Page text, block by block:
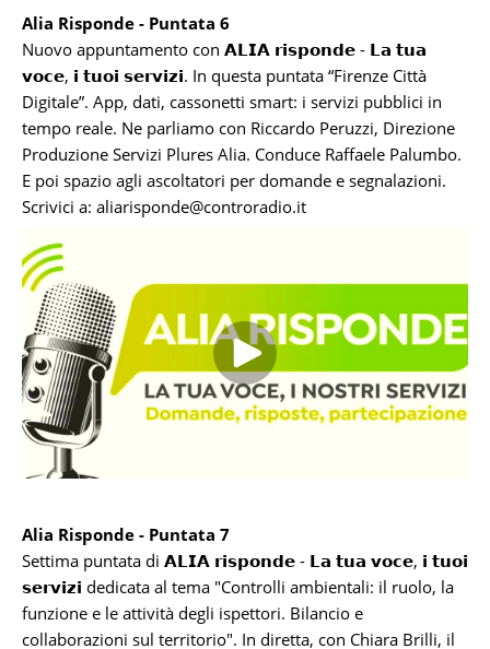
Alia Risponde - Puntata 6
Nuovo appuntamento con 𝗔𝗟𝗜𝗔 𝗿𝗶𝘀𝗽𝗼𝗻𝗱𝗲 - 𝗟𝗮 𝘁𝘂𝗮
𝘃𝗼𝗰𝗲, 𝗶 𝘁𝘂𝗼𝗶 𝘀𝗲𝗿𝘃𝗶𝘇𝗶. In questa puntata “Firenze Città
Digitale”. App, dati, cassonetti smart: i servizi pubblici in
tempo reale. Ne parliamo con Riccardo Peruzzi, Direzione
Produzione Servizi Plures Alia. Conduce Raffaele Palumbo.
E poi spazio agli ascoltatori per domande e segnalazioni.
Scrivici a: aliarisponde@controradio.it
Alia Risponde - Puntata 7
Settima puntata di 𝗔𝗟𝗜𝗔 𝗿𝗶𝘀𝗽𝗼𝗻𝗱𝗲 - 𝗟𝗮 𝘁𝘂𝗮 𝘃𝗼𝗰𝗲, 𝗶 𝘁𝘂𝗼𝗶
𝘀𝗲𝗿𝘃𝗶𝘇𝗶 dedicata al tema "Controlli ambientali: il ruolo, la
funzione e le attività degli ispettori. Bilancio e
collaborazioni sul territorio". In diretta, con Chiara Brilli, il